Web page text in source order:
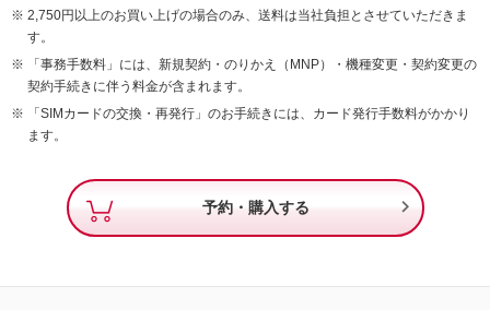
2,750円以上のお買い上げの場合のみ、送料は当社負担とさせていただきま
す。
「事務手数料」には、新規契約・のりかえ（MNP）・機種変更・契約変更の
契約手続きに伴う料金が含まれます。
「SIMカードの交換・再発行」のお手続きには、カード発行手数料がかかり
ます。
予約・購入する 